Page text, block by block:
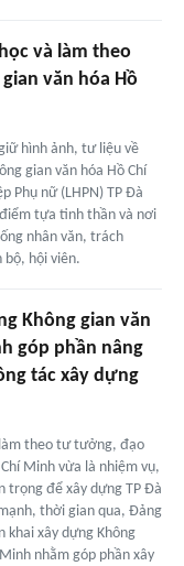
và làm theo
văn hóa Hồ
hình ảnh, tư liệu về
gian văn hóa Hồ Chí
Phụ nữ (LHPN) TP Đà
tựa tinh thần và nơi
nhân văn, trách
bộ, hội viên.
Không gian văn
góp phần nâng
tác xây dựng
theo tư tưởng, đạo
Minh vừa là nhiệm vụ,
trọng để xây dựng TP Đà
thời gian qua, Đảng
khai xây dựng Không
nhằm góp phần xây